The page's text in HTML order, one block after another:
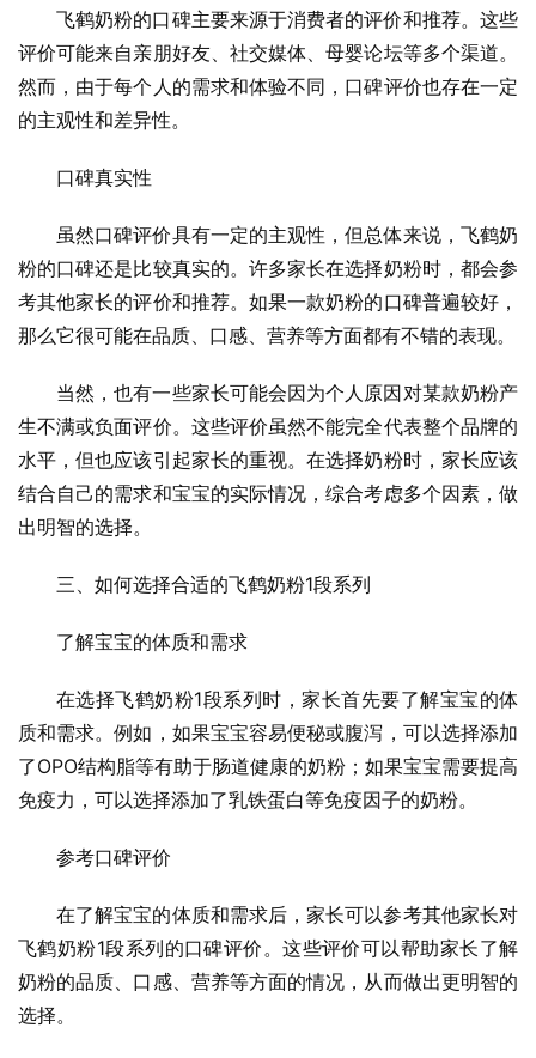
飞鹤奶粉的口碑主要来源于消费者的评价和推荐。这些
评价可能来自亲朋好友、社交媒体、母婴论坛等多个渠道。
然而，由于每个人的需求和体验不同，口碑评价也存在一定
的主观性和差异性。
口碑真实性
虽然口碑评价具有一定的主观性，但总体来说，飞鹤奶
粉的口碑还是比较真实的。许多家长在选择奶粉时，都会参
考其他家长的评价和推荐。如果一款奶粉的口碑普遍较好，
那么它很可能在品质、口感、营养等方面都有不错的表现。
当然，也有一些家长可能会因为个人原因对某款奶粉产
生不满或负面评价。这些评价虽然不能完全代表整个品牌的
水平，但也应该引起家长的重视。在选择奶粉时，家长应该
结合自己的需求和宝宝的实际情况，综合考虑多个因素，做
出明智的选择。
三、如何选择合适的飞鹤奶粉1段系列
了解宝宝的体质和需求
在选择飞鹤奶粉1段系列时，家长首先要了解宝宝的体
质和需求。例如，如果宝宝容易便秘或腹泻，可以选择添加
了OPO结构脂等有助于肠道健康的奶粉；如果宝宝需要提高
免疫力，可以选择添加了乳铁蛋白等免疫因子的奶粉。
参考口碑评价
在了解宝宝的体质和需求后，家长可以参考其他家长对
飞鹤奶粉1段系列的口碑评价。这些评价可以帮助家长了解
奶粉的品质、口感、营养等方面的情况，从而做出更明智的
选择。